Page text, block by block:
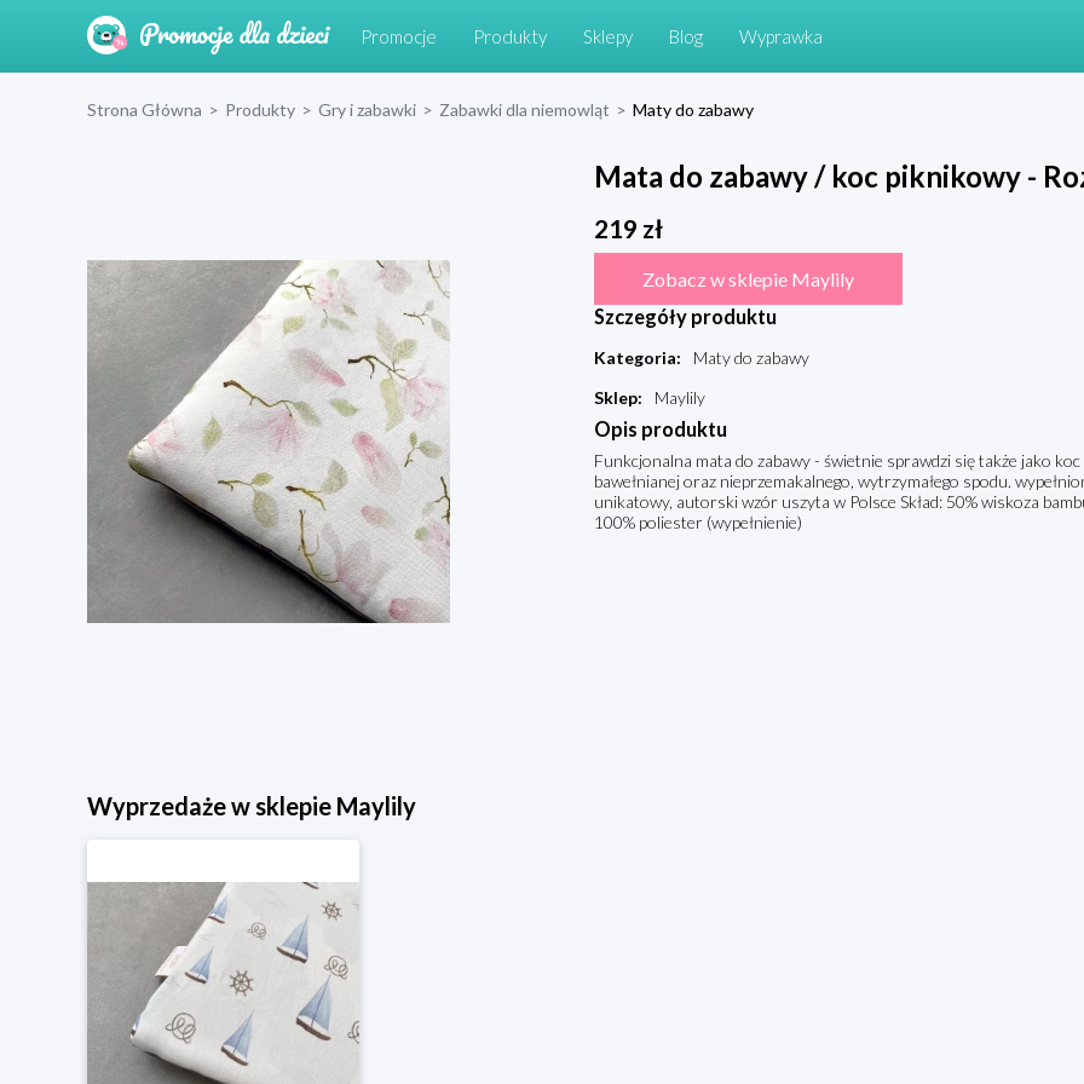
Promocje Produkty Sklepy Blog Wyprawka
Strona Główna > Produkty > Gry i zabawki > Zabawki dla niemowląt > Maty do zabawy
Mata do zabawy / koc piknikowy -
219 zł
Zobacz w sklepie Maylily
Szczegóły produktu
Kategoria:
Maty do zabawy
Sklep: Maylily
Opis produktu
Funkcjonalna mata do zabawy - świetnie sprawdzi się także jako
bawełnianej oraz nieprzemakalnego, wytrzymałego spodu.
unikatowy, autorski wzór uszyta w Polsce Skład: 50% wiskoza
100% poliester (wypełnienie)
Wyprzedaże w sklepie Maylily